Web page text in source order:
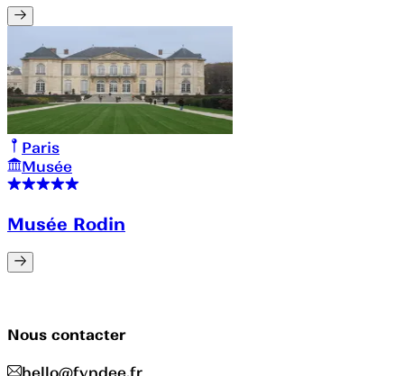
Paris
Musée
Musée Rodin
Nous contacter